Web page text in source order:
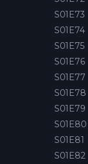
S01E73
S01E74
S01E75
S01E76
S01E77
S01E78
S01E79
S01E80
S01E81
S01E82